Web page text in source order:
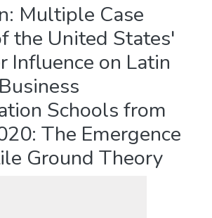
Multiple Case
the United States'
Influence on Latin
Schools from
The Emergence
Ground Theory